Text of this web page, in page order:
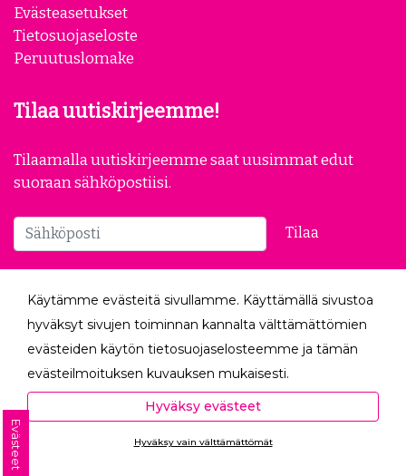
Evästeasetukset
Tietosuojaseloste
Peruutuslomake
Tilaa uutiskirjeemme!
Tilaamalla uutiskirjeemme saat uusimmat edut
suoraan sähköpostiisi.
Tilaa
Seuraa meitä
Käytämme evästeitä sivullamme. Käyttämällä sivustoa
hyväksyt sivujen toiminnan kannalta välttämättömien
evästeiden käytön tietosuojaselosteemme ja tämän
evästeilmoituksen kuvauksen mukaisesti.
Hyväksyessäsi analytiikka- ja markkinointievästeet
autat meitä mittaamaan ja analysoimaan
verkkosivumme toimintaa ja käyttöä (Analytiikka ja
Hyväksy evästeet
Hyväksy vain välttämättömät
Evästeet